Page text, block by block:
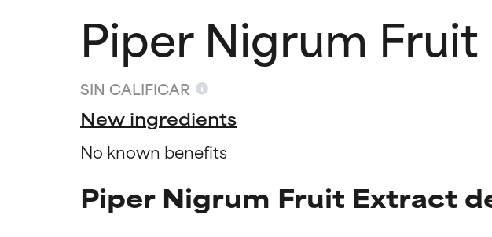
Piper Nigrum
SIN CALIFICAR
New ingredients
No known benefits
Piper Nigrum Fruit Extract